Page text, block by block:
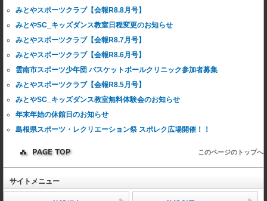
みとやスポーツクラブ【会報R8.8月号】
みとやSC_キッズダンス教室日程変更のお知らせ
みとやスポーツクラブ【会報R8.7月号】
みとやスポーツクラブ【会報R8.6月号】
雲南市スポーツ少年団 バスケットボールクリニック参加者募集
みとやスポーツクラブ【会報R8.5月号】
みとやSC_キッズダンス教室無料体験会のお知らせ
年末年始の休館日のお知らせ
島根県スポーツ・レクリエーション祭 スポレク広場開催！！
このページのトップへ
サイトメニュー